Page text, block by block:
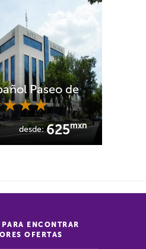
Paseo de
desde:625mxn
ENCONTRAR
OFERTAS